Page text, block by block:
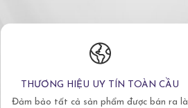
THƯƠNG HIỆU UY TÍN TOÀN CẦU
Đảm bảo tất cả sản phẩm được bán ra là